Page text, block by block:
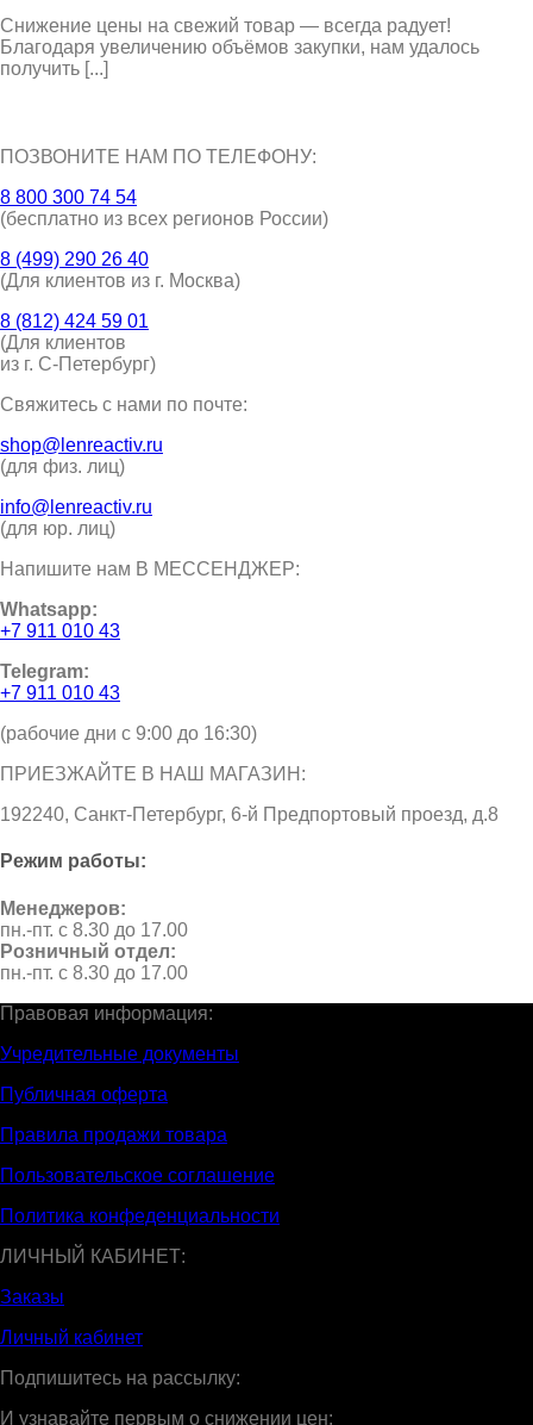
Снижение цены на свежий товар — всегда радует!
Благодаря увеличению объёмов закупки, нам удалось
получить [...]
ПОЗВОНИТЕ НАМ ПО ТЕЛЕФОНУ:
8 800 300 74 54
(бесплатно из всех регионов России)
8 (499) 290 26 40
(Для клиентов из г. Москва)
8 (812) 424 59 01
(Для клиентов
из г. С-Петербург)
Свяжитесь с нами по почте:
shop@lenreactiv.ru
(для физ. лиц)
info@lenreactiv.ru
(для юр. лиц)
Напишите нам В МЕССЕНДЖЕР:
Whatsapp:
+7 911 010 43
Telegram:
+7 911 010 43
(рабочие дни с 9:00 до 16:30)
ПРИЕЗЖАЙТЕ В НАШ МАГАЗИН:
192240, Санкт-Петербург, 6-й Предпортовый проезд, д.8
Режим работы:
Менеджеров:
пн.-пт. с 8.30 до 17.00
Розничный отдел:
пн.-пт. с 8.30 до 17.00
Правовая информация:
Учредительные документы
Публичная оферта
Правила продажи товара
Пользовательское соглашение
Политика конфеденциальности
ЛИЧНЫЙ КАБИНЕТ:
Заказы
Личный кабинет
Подпишитесь на рассылку:
И узнавайте первым о снижении цен: